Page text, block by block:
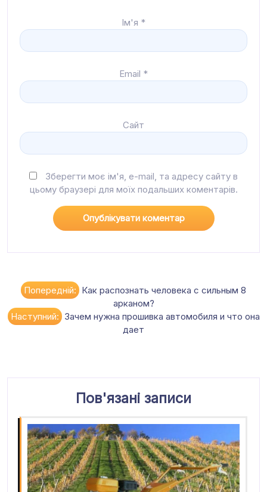
Ім'я *
Email *
Сайт
Зберегти моє ім'я, e-mail, та адресу сайту в
цьому браузері для моїх подальших коментарів.
Навігація
записів
Попередній: Как распознать человека с сильным 8
арканом?
Наступний: Зачем нужна прошивка автомобиля и что она
дает
Пов'язані записи